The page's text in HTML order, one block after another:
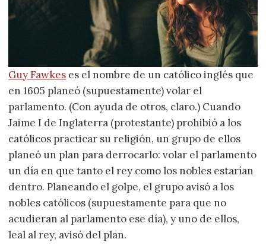
Guy Fawkes es el nombre de un católico inglés que
en 1605 planeó (supuestamente) volar el
parlamento. (Con ayuda de otros, claro.) Cuando
Jaime I de Inglaterra (protestante) prohibió a los
católicos practicar su religión, un grupo de ellos
planeó un plan para derrocarlo: volar el parlamento
un día en que tanto el rey como los nobles estarían
dentro. Planeando el golpe, el grupo avisó a los
nobles católicos (supuestamente para que no
acudieran al parlamento ese día), y uno de ellos,
leal al rey, avisó del plan.